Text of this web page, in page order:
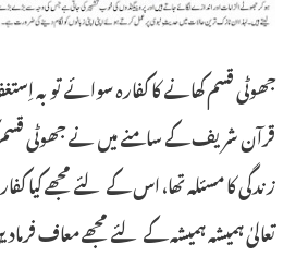
جھوٹی قسم کھانے کا کفارہ سوائے توبہ
قرآن شریف کے سامنے میں نے جھوٹی قسم
زندگی کا مسئلہ تھا، اس کے لئے مجھے کیا
تعالیٰ ہمیشہ ہمیشہ کے لئے مجھے معاف